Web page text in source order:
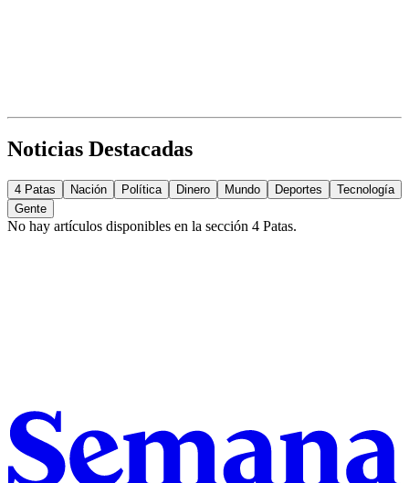
Noticias Destacadas
4 Patas Nación Política Dinero Mundo Deportes
Tecnología
Gente
No hay artículos disponibles en la sección 4 Patas.